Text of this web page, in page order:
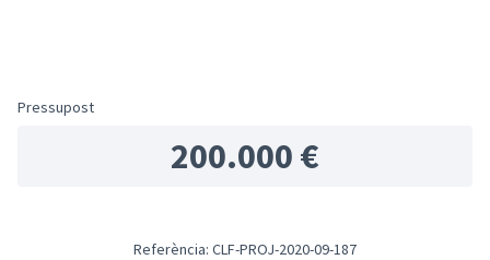
Pressupost
200.000 €
Referència: CLF-PROJ-2020-09-187